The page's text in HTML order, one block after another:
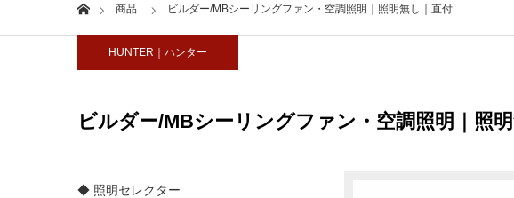
Home商品 ビルダー/MBシーリングファン・空調照明｜照明無し｜直付…
HUNTER｜ハンター
ビルダー/MBシーリングファン・空調照明｜照
◆ 照明セレクター